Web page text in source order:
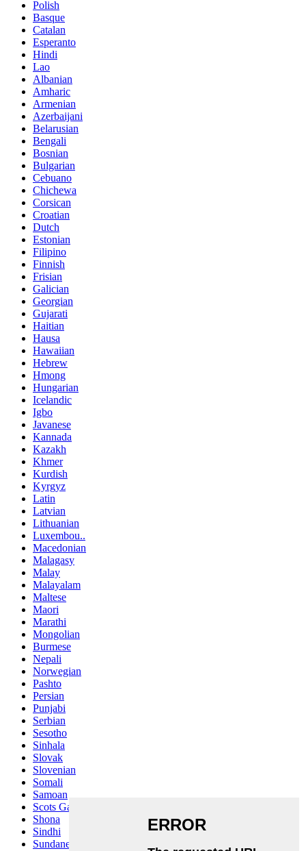
Polish
Basque
Catalan
Esperanto
Hindi
Lao
Albanian
Amharic
Armenian
Azerbaijani
Belarusian
Bengali
Bosnian
Bulgarian
Cebuano
Chichewa
Corsican
Croatian
Dutch
Estonian
Filipino
Finnish
Frisian
Galician
Georgian
Gujarati
Haitian
Hausa
Hawaiian
Hebrew
Hmong
Hungarian
Icelandic
Igbo
Javanese
Kannada
Kazakh
Khmer
Kurdish
Kyrgyz
Latin
Latvian
Lithuanian
Luxembou..
Macedonian
Malagasy
Malay
Malayalam
Maltese
Maori
Marathi
Mongolian
Burmese
Nepali
Norwegian
Pashto
Persian
Punjabi
Serbian
Sesotho
Sinhala
Slovak
Slovenian
Somali
Samoan
Scots Gaelic
Shona
Sindhi
Sundanese